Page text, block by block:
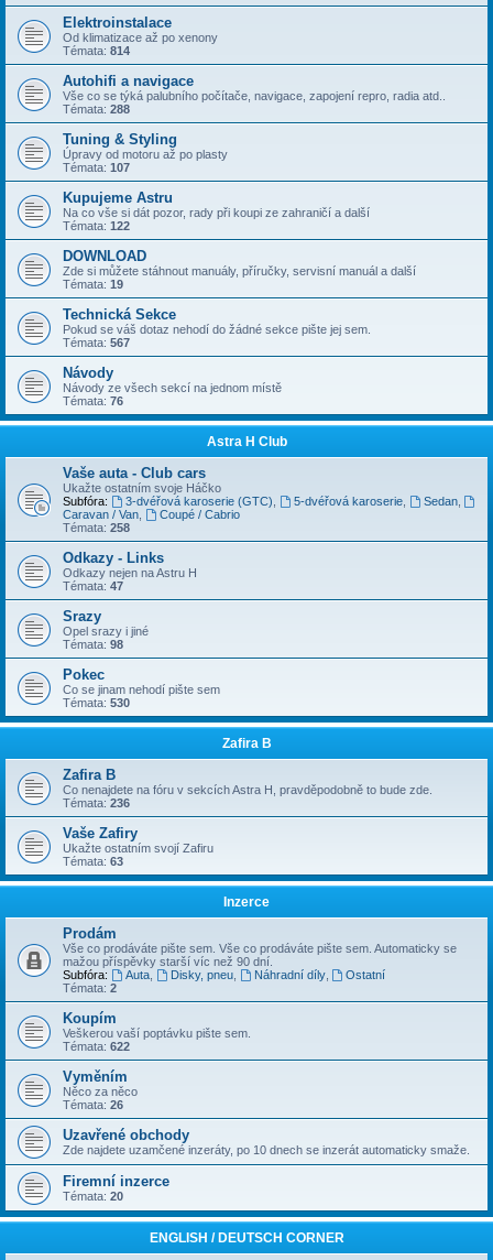
Elektroinstalace
Od klimatizace až po xenony
Témata: 814
Autohifi a navigace
Vše co se týká palubního počítače, navigace, zapojení repro, radia atd..
Témata: 288
Tuning & Styling
Úpravy od motoru až po plasty
Témata: 107
Kupujeme Astru
Na co vše si dát pozor, rady při koupi ze zahraničí a další
Témata: 122
DOWNLOAD
Zde si můžete stáhnout manuály, příručky, servisní manuál a další
Témata: 19
Technická Sekce
Pokud se váš dotaz nehodí do žádné sekce pište jej sem.
Témata: 567
Návody
Návody ze všech sekcí na jednom místě
Témata: 76
Astra H Club
Vaše auta - Club cars
Ukažte ostatním svoje Háčko
Subfóra:
3-dvéřová karoserie (GTC) 5-dvéřová karoserie, Sedan,
Caravan / Van
Coupé / Cabrio
Témata: 258
Odkazy - Links
Odkazy nejen na Astru H
Témata: 47
Srazy
Opel srazy i jiné
Témata: 98
Pokec
Co se jinam nehodí pište sem
Témata: 530
Zafira B
Zafira B
Co nenajdete na fóru v sekcích Astra H, pravděpodobně to bude zde.
Témata: 236
Vaše Zafiry
Ukažte ostatním svojí Zafiru
Témata: 63
Inzerce
Prodám
Vše co prodáváte pište sem. Vše co prodáváte pište sem. Automaticky se
mažou příspěvky starší víc než 90 dní.
Subfóra:
Auta, Disky, pneu, Náhradní díly,
Ostatní
Témata: 2
Koupím
Veškerou vaší poptávku pište sem.
Témata: 622
Vyměním
Něco za něco
Témata: 26
Uzavřené obchody
Zde najdete uzamčené inzeráty, po 10 dnech se inzerát automaticky smaže.
Firemní inzerce
Témata: 20
ENGLISH / DEUTSCH CORNER